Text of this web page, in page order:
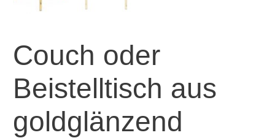
Couch oder
Beistelltisch aus
goldglänzend